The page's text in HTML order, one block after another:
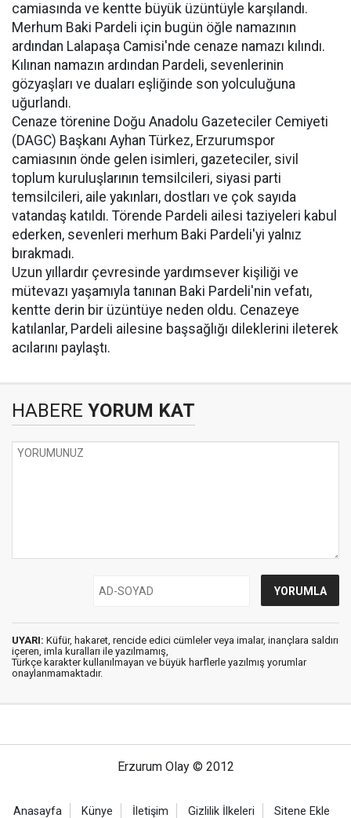
camiasında ve kentte büyük üzüntüyle karşılandı.
Merhum Baki Pardeli için bugün öğle namazının
ardından Lalapaşa Camisi'nde cenaze namazı kılındı.
Kılınan namazın ardından Pardeli, sevenlerinin
gözyaşları ve duaları eşliğinde son yolculuğuna
uğurlandı.
Cenaze törenine Doğu Anadolu Gazeteciler Cemiyeti
(DAGC) Başkanı Ayhan Türkez, Erzurumspor
camiasının önde gelen isimleri, gazeteciler, sivil
toplum kuruluşlarının temsilcileri, siyasi parti
temsilcileri, aile yakınları, dostları ve çok sayıda
vatandaş katıldı. Törende Pardeli ailesi taziyeleri kabul
ederken, sevenleri merhum Baki Pardeli'yi yalnız
bırakmadı.
Uzun yıllardır çevresinde yardımsever kişiliği ve
mütevazı yaşamıyla tanınan Baki Pardeli'nin vefatı,
kentte derin bir üzüntüye neden oldu. Cenazeye
katılanlar, Pardeli ailesine başsağlığı dileklerini ileterek
acılarını paylaştı.
HABERE YORUM KAT
UYARI: Küfür, hakaret, rencide edici cümleler veya imalar, inançlara saldırı
içeren, imla kuralları ile yazılmamış,
Türkçe karakter kullanılmayan ve büyük harflerle yazılmış yorumlar
onaylanmamaktadır.
Erzurum Olay © 2012
Anasayfa Künye İletişim Gizlilik İlkeleri Sitene Ekle